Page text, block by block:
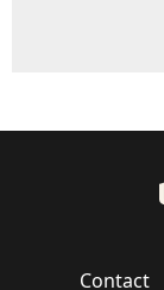
Contact